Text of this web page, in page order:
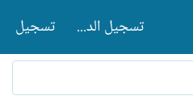
تسجيل الدخول تسجيل